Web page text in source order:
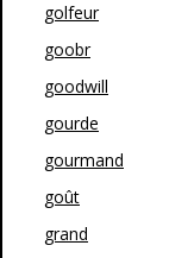
golfeur
goobr
goodwill
gourde
gourmand
goût
grand